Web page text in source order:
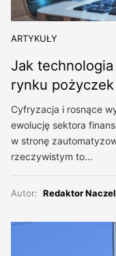
ARTYKUŁY
Jak technologia
rynku
Cyfryzacja i rosnące
ewolucję sektora
w stronę
rzeczywistym to…
Autor: Redaktor